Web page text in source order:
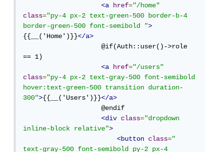
<a
href="/home"
class="py-4 px-2 text-green-500 border-b-4
border-green-500 font-semibold ">
{{__('Home')}}</a>
                    @if(Auth::user()->role
== 1)
<a
href="/users"
class="py-4 px-2 text-gray-500 font-semibold
hover:text-green-500 transition duration-
300">{{__('Users')}}</a>
                    @endif
<div
class="dropdown
inline-block relative">
<button
class="
text-gray-500 font-semibold py-2 px-4